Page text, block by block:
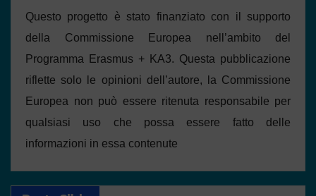
Questo progetto è stato finanziato con il supporto
della Commissione Europea nell’ambito del
Programma Erasmus + KA3. Questa pubblicazione
riflette solo le opinioni dell’autore, la Commissione
Europea non può essere ritenuta responsabile per
qualsiasi uso che possa essere fatto delle
informazioni in essa contenute